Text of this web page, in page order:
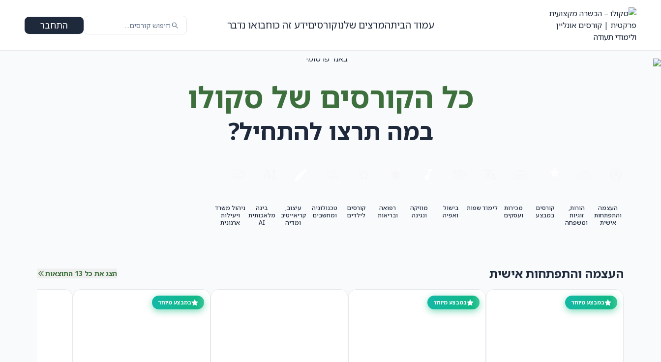
עמוד הביתהמרצים שלנוקורסיםידע זה כוחבואו נדבר התחבר
כל הקורסים של סקולו
במה תרצו להתחיל?
העצמה
והתפתחות
אישית
הורות,
זוגיות
ומשפחה
קורסים
במבצע
מכירות
ועסקים
לימוד שפות
בישול
ואפיה
מוזיקה
ונגינה
רפואה
ובריאות
קורסים
לילדים
טכנולוגיה
ומחשבים
עיצוב,
קריאייטיב
ומדיה
בינה
מלאכותית
AI
ניהול משרד
ויעילות
ארגונית
העצמה והתפתחות אישית הצג את כל 13 התוצאות
במבצע מיוחד במבצע מיוחד במבצע מיוחד